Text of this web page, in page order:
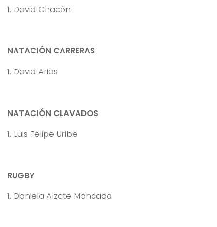
1. David Chacón
NATACIÓN CARRERAS
1. David Arias
NATACIÓN CLAVADOS
1. Luis Felipe Uribe
RUGBY
1. Daniela Alzate Moncada